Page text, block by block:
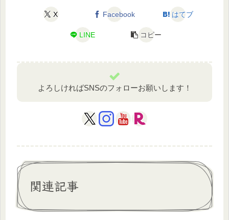
X Facebook はてブ
LINE コピー
よろしければSNSのフォローお願いします！
関連記事